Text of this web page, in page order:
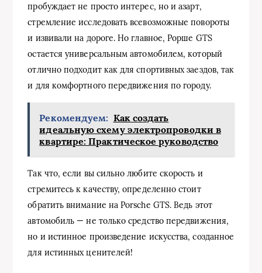
пробуждает не просто интерес, но и азарт,
стремление исследовать всевозможные повороты
и извивали на дороге. Но главное, Pорше GTS
остается универсальным автомобилем, который
отлично подходит как для спортивных заездов, так
и для комфортного передвижения по городу.
Рекомендуем: Как создать
идеальную схему электропроводки в
квартире: Практическое руководство
Так что, если вы сильно любите скорость и
стремитесь к качеству, определенно стоит
обратить внимание на Porsche GTS. Ведь этот
автомобиль — не только средство передвижения,
но и истинное произведение искусства, созданное
для истинных ценителей!